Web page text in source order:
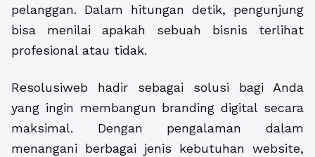
pelanggan. Dalam hitungan detik, pengunjung
bisa menilai apakah sebuah bisnis terlihat
profesional atau tidak.
Resolusiweb hadir sebagai solusi bagi Anda
yang ingin membangun branding digital secara
maksimal. Dengan pengalaman dalam
menangani berbagai jenis kebutuhan website,